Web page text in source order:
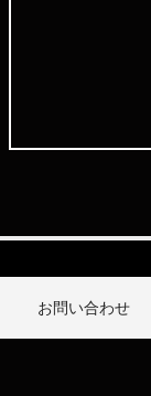
お問い合わせ